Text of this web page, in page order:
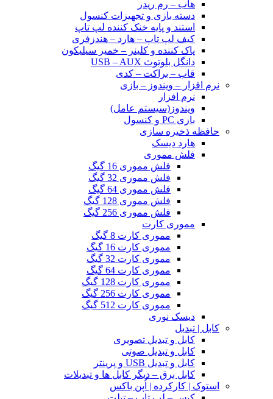
هاب – رم ریدر
دسته بازی و تجهیزات کنسول
استند و پایه خنک کننده لپ تاپ
کیف لپ تاپ – هارد – هندزفری
پاک کننده و کلینر – خمیر سیلیکون
دانگل بلوتوث USB – AUX
قاب – براکت – کدی
نرم افزار – ویندوز – بازی
نرم افزار
ویندوز(سیستم عامل)
بازی PC و کنسول
حافظه ذخیره سازی
هارد دیسک
فلش مموری
فلش مموری 16 گیگ
فلش مموری 32 گیگ
فلش مموری 64 گیگ
فلش مموری 128 گیگ
فلش مموری 256 گیگ
مموری کارت
مموری کارت 8 گیگ
مموری کارت 16 گیگ
مموری کارت 32 گیگ
مموری کارت 64 گیگ
مموری کارت 128 گیگ
مموری کارت 256 گیگ
مموری کارت 512 گیگ
دیسک نوری
کابل | تبدیل
کابل و تبدیل تصویری
کابل و تبدیل صوتی
کابل و تبدیل USB و پرینتر
کابل برق – دیگر کابل ها و تبدیلات
استوک | کارکرده | اُپن باکس